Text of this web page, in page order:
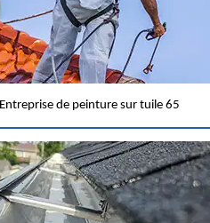
Entreprise de peinture sur tuile 65